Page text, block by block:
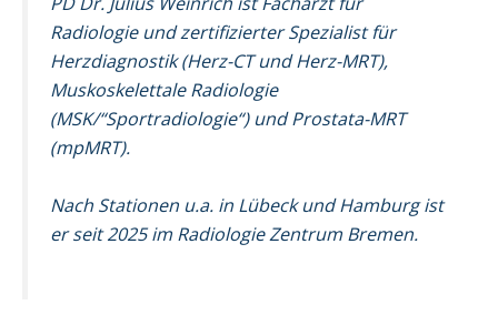
Radiologie und zertifizierter Spezialist für
Herzdiagnostik (Herz-CT und Herz-MRT),
Muskoskelettale Radiologie
(MSK/“Sportradiologie“) und Prostata-MRT
(mpMRT).
Nach Stationen u.a. in Lübeck und Hamburg ist
er seit 2025 im Radiologie Zentrum Bremen.